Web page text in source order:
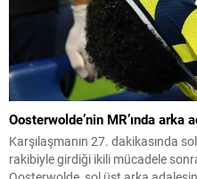
Oosterwolde’nin MR’ında arka
Karşılaşmanın 27. dakikasında
rakibiyle girdiği ikili mücadele